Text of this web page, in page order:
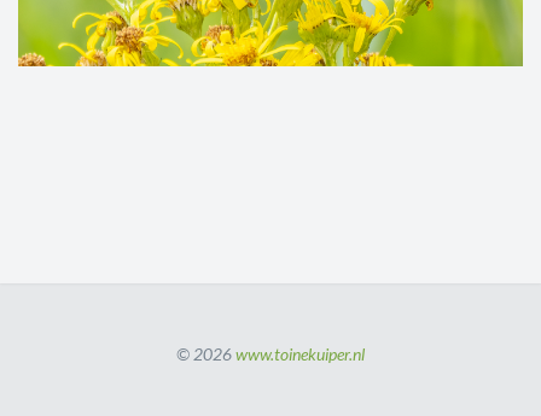
© 2026www.toinekuiper.nl